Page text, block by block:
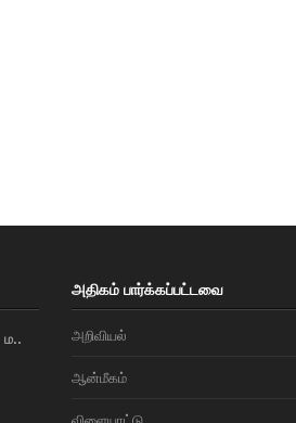
அதிகம் பார்க்கப்பட்டவை
அறிவியல்
ஆன்மீகம்